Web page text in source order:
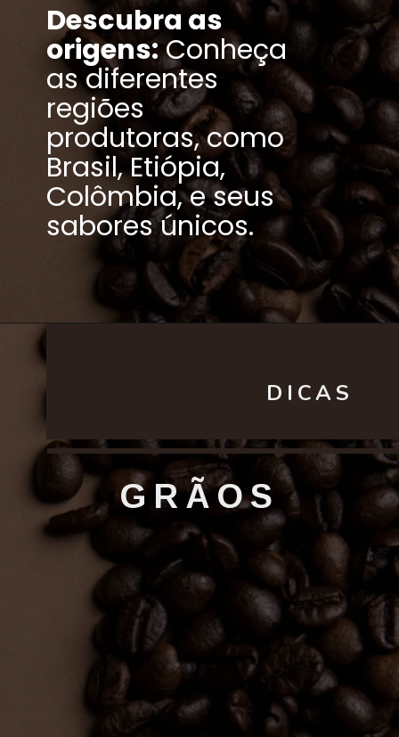
Descubra as
origens:Conheça
as diferentes
regiões
produtoras, como
Brasil, Etiópia,
Colômbia, e seus
sabores únicos.
DICAS
GRÃOS